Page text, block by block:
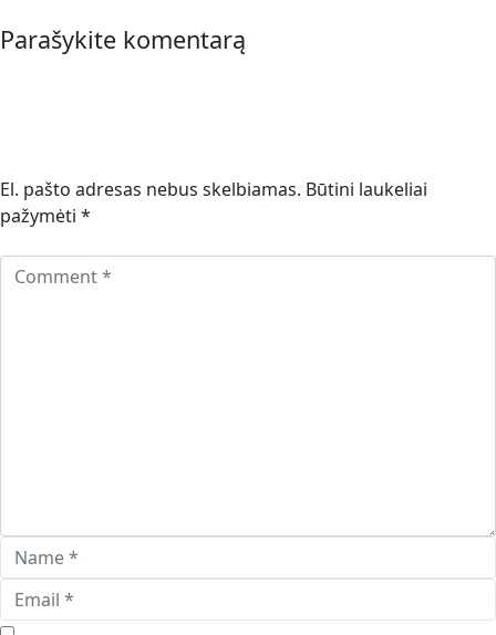
Parašykite komentarą
El. pašto adresas nebus skelbiamas. Būtini laukeliai
pažymėti *